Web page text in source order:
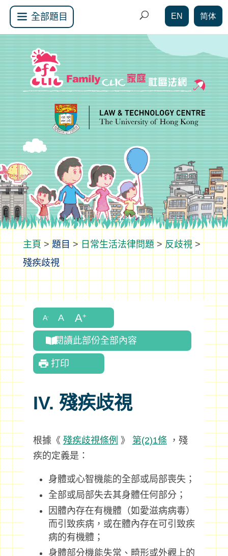
全部題目 EN 简体
>題目>日常生活法律問題>反歧視>
殘疾歧視
閱讀此部份全部內容
打印
IV. 殘疾歧視
根據《 殘疾歧視條例 》 第(2)1條 ，殘
疾的定義是：
身體或心智機能的全部或局部喪失；
全部或局部失去其身體任何部分；
因體內存在有機體（如愛滋病病毒）
而引致疾病，或在體內存在可引致疾
病的有機體；
身體部分機能失常、畸形或外觀上的